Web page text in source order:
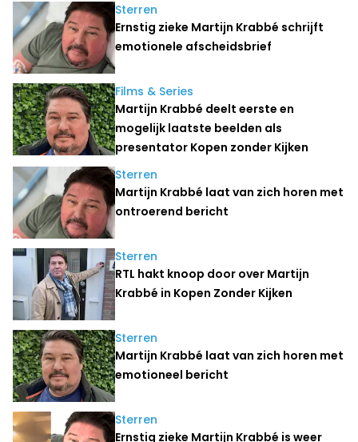
Sterren
Ernstig zieke Martijn Krabbé schrijft
emotionele afscheidsbrief
Films & Series
Martijn Krabbé deelt eerste en
mogelijk laatste beelden als
presentator Kopen zonder Kijken
Sterren
Martijn Krabbé laat van zich horen met
ontroerend bericht
Sterren
RTL hakt knoop door over Martijn
Krabbé in Kopen Zonder Kijken
Sterren
Martijn Krabbé laat van zich horen met
emotioneel bericht
Sterren
Ernstig zieke Martijn Krabbé is weer